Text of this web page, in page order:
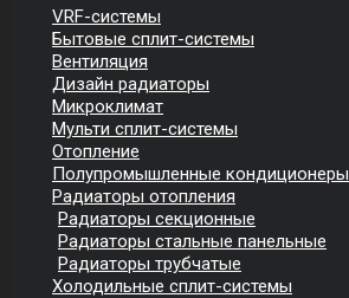
VRF-системы
Бытовые сплит-системы
Вентиляция
Дизайн радиаторы
Микроклимат
Мульти сплит-системы
Отопление
Полупромышленные кондиционеры
Радиаторы отопления
Радиаторы секционные
Радиаторы стальные панельные
Радиаторы трубчатые
Холодильные сплит-системы